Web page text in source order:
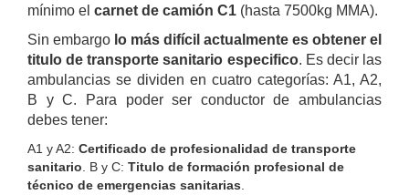
mínimo el carnet de camión C1 (hasta 7500kg MMA).
Sin embargo lo más difícil actualmente es obtener el
titulo de transporte sanitario especifico. Es decir las
ambulancias se dividen en cuatro categorías: A1, A2,
B y C. Para poder ser conductor de ambulancias
debes tener:
A1 y A2: Certificado de profesionalidad de transporte
sanitario . B y C: Titulo de formación profesional de
técnico de emergencias sanitarias